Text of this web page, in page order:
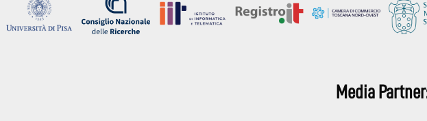
Media